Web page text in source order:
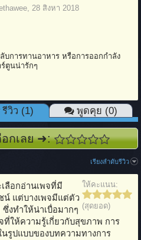
, 28 สิงหา 2018
บการทานอาหาร หรือการออกกำลัง
ตูนน่ารักๆ
รีวิว (1) พูดคุย (0)
อกเลย ➜:
เรียงลำดับรีวิว
ให้คะแนน:
(สุดยอด)
ลือกอ่านเพจที่มี
น์ แต่บางเพจมีแต่ตัว
งทำให้น่าเบื่อมากๆ
ที่ให้ความรู้เกี่ยวกับสุขภาพ การ
รูปแบบของบทความทางการ